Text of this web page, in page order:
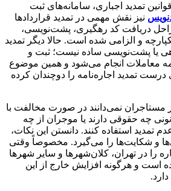
بر قوانین تمدید اجباری، سامانه‌های ثبت
نیز نقش مهمی در تمدید قراردادها
دریافت کد رهگیری، پشت‌نویسی،
و الزامی شده است. حالا دیگر تمدید
یا پشت‌نویسی ساده نیست؛ ثبت و
معاملات انجام می‌شود و همین موضوع
تمدید اجاره‌نامه را دوچندان کرده
مستاجران نمی‌دانند در صورت مخالفت با
چه حقوقی دارند یا موجران از چه
تمدید استفاده کنند. دانستن این نکات،
و شکایت‌ها را می‌گیرد. مخصوصاً وقتی
را در تهران، کلان‌شهرها و سایر شهرها
است و هرگونه افزایش خارج از این